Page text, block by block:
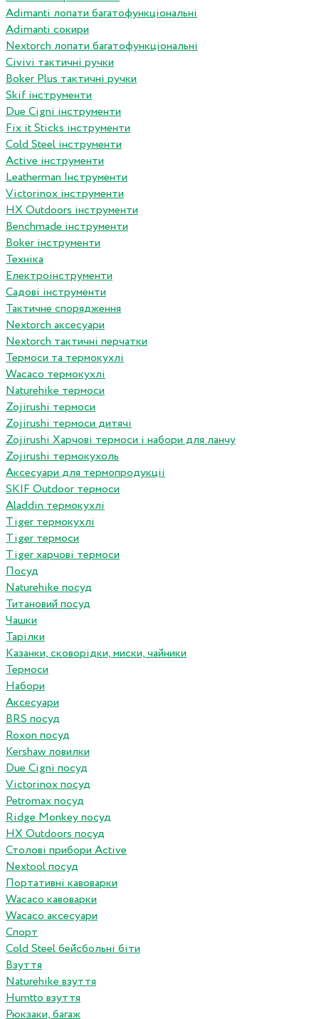
Adimanti лопати багатофункціональні
Adimanti сокири
Nextorch лопати багатофункціональні
Сivivi тактичні ручки
Boker Plus тактичні ручки
Skif інструменти
Due Cigni інструменти
Fix it Sticks інструменти
Сold Steel інструменти
Active інструменти
Leatherman Інструменти
Victorinox інструменти
HX Outdoors інструменти
Benchmade інструменти
Boker інструменти
Техніка
Електроінструменти
Садові інструменти
Тактичне спорядження
Nextorch аксесуари
Nextorch тактичні перчатки
Термоси та термокухлі
Wacaco термокухлі
Naturehike термоси
Zojirushi термоси
Zojirushi термоси дитячі
Zojirushi Харчові термоси і набори для ланчу
Zojirushi термокухоль
Аксесуари для термопродукціі
SKIF Outdoor термоси
Aladdin термокухлі
Tiger термокухлі
Tiger термоси
Tiger харчові термоси
Посуд
Naturehike посуд
Титановий посуд
Чашки
Тарілки
Казанки, сковорідки, миски, чайники
Термоси
Набори
Аксесуари
BRS посуд
Roxon посуд
Kershaw ловилки
Due Cigni посуд
Victorinox посуд
Petromax посуд
Ridge Monkey посуд
HX Outdoors посуд
Столові прибори Active
Nextool посуд
Портативні кавоварки
Wacaco кавоварки
Wacaco аксесуари
Спорт
Cold Steel бейсбольні біти
Взуття
Naturehike взуття
Humtto взуття
Рюкзаки, багаж